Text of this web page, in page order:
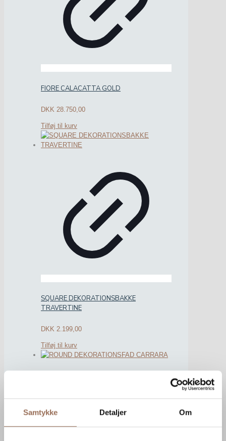
Samtykke Detaljer Om
FIORE CALACATTA GOLD
DKK 28.750,00
Tilføj til kurv
SQUARE DEKORATIONSBAKKE
TRAVERTINE
DKK 2.199,00
Tilføj til kurv